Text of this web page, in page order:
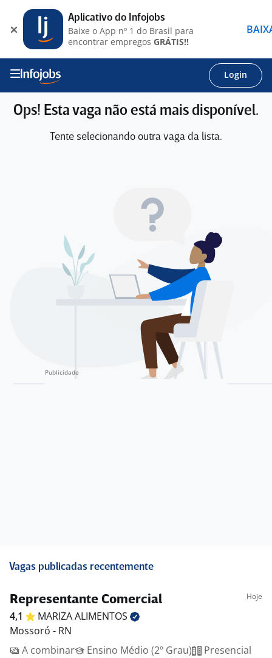
Login
Ops! Esta vaga não está mais disponível.
Tente selecionando outra vaga da lista.
Vagas publicadas recentemente
Representante Comercial Hoje
4,1 MARIZAALIMENTOS
Mossoró - RN
A combinar
Ensino Médio (2º Grau) Presencial
Aplicativo do Infojobs
Baixe o App nº 1 do Brasil para
encontrar empregos GRÁTIS!!